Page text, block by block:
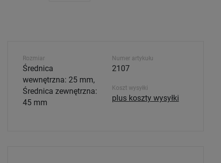
Rozmiar
Średnica
wewnętrzna: 25 mm,
Średnica zewnętrzna:
45 mm
Numer artykułu
2107
Koszt wysyłki
plus koszty wysyłki